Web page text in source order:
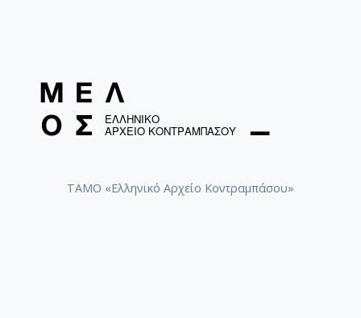
ΤΑΜΟ «Ελληνικό Αρχείο Κοντραμπάσου»